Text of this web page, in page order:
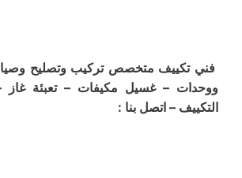
فني تكييف متخصص تركيب وتصليح
ووحدات – غسيل مكيفات – تعبئة
التكييف – اتصل بنا :